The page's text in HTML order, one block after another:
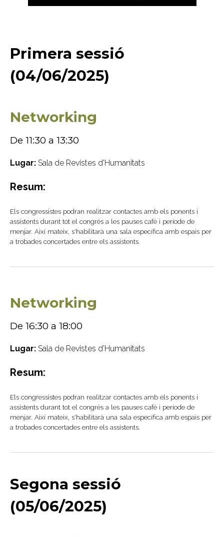
Primera sessió
(04/06/2025)
Networking
De 11:30 a 13:30
Lugar: Sala de Revistes d'Humanitats
Resum:
Els congressistes podran realitzar contactes amb els ponents i
assistents durant tot el congrés a les pauses cafè i període de
menjar. Així mateix, s'habilitarà una sala específica amb espais per
a trobades concertades entre els assistents.
Networking
De 16:30 a 18:00
Lugar: Sala de Revistes d'Humanitats
Resum:
Els congressistes podran realitzar contactes amb els ponents i
assistents durant tot el congrés a les pauses cafè i període de
menjar. Així mateix, s'habilitarà una sala específica amb espais per
a trobades concertades entre els assistents.
Segona sessió
(05/06/2025)